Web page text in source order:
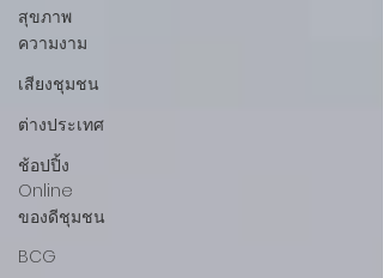
สุขภาพ
ความงาม
เสียงชุมชน
ต่างประเทศ
ช้อปปิ้ง
Online
ของดีชุมชน
BCG